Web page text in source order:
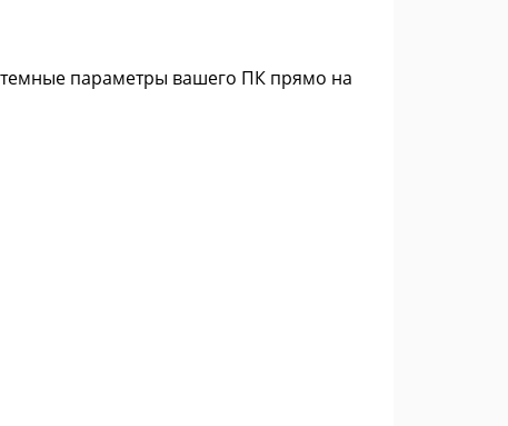
параметры вашего ПК прямо на